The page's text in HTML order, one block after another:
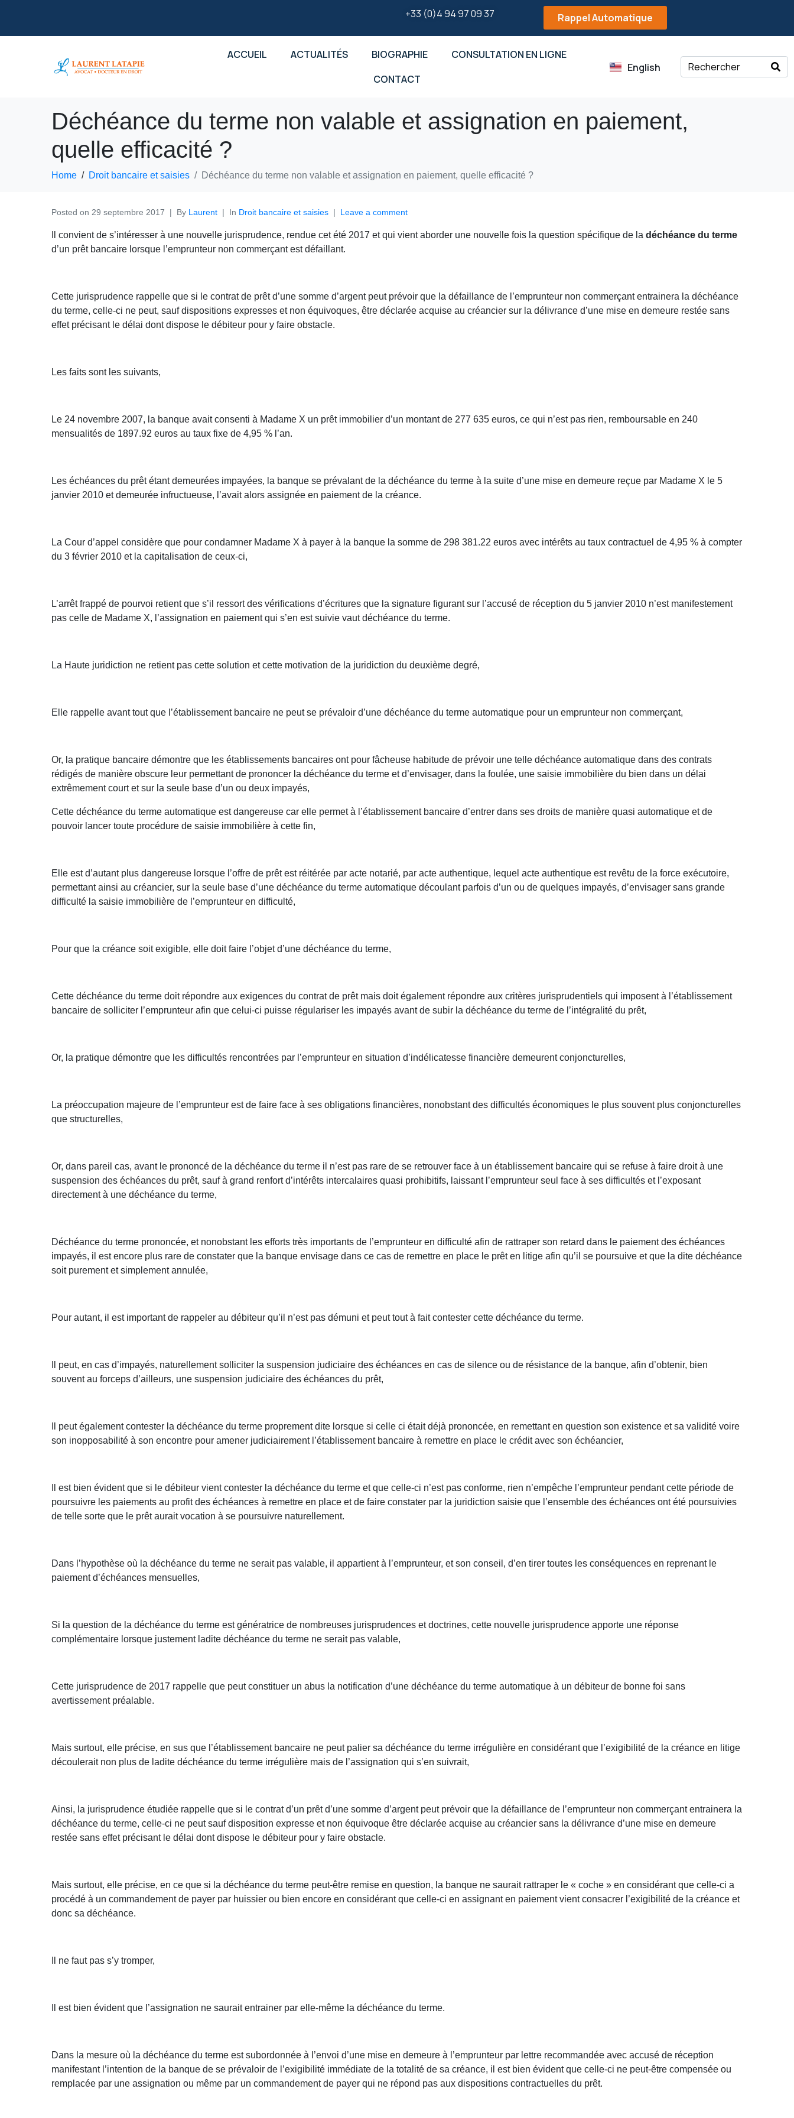
+33 (0)4 94 97 09 37 Rappel Automatique
ACCUEIL ACTUALITÉS BIOGRAPHIE
CONSULTATION EN LIGNE
CONTACT
English
Déchéance du terme non valable et assignation en paiement,
quelle efficacité ?
Home Droit bancaire et saisies Déchéance du terme non valable et assignation en paiement, quelle efficacité ?
Posted on 29 septembre 2017 By Laurent In Droit bancaire et saisies Leave a comment
Il convient de s’intéresser à une nouvelle jurisprudence, rendue cet été 2017 et qui vient aborder une nouvelle fois la question spécifique de ladéchéance du terme
d’un prêt bancaire lorsque l’emprunteur non commerçant est défaillant.
Cette jurisprudence rappelle que si le contrat de prêt d’une somme d’argent peut prévoir que la défaillance de l’emprunteur non commerçant entrainera la déchéance
du terme, celle-ci ne peut, sauf dispositions expresses et non équivoques, être déclarée acquise au créancier sur la délivrance d’une mise en demeure restée sans
effet précisant le délai dont dispose le débiteur pour y faire obstacle.
Les faits sont les suivants,
Le 24 novembre 2007, la banque avait consenti à Madame X un prêt immobilier d’un montant de 277 635 euros, ce qui n’est pas rien, remboursable en 240
mensualités de 1897.92 euros au taux fixe de 4,95 % l’an.
Les échéances du prêt étant demeurées impayées, la banque se prévalant de la déchéance du terme à la suite d’une mise en demeure reçue par Madame X le 5
janvier 2010 et demeurée infructueuse, l’avait alors assignée en paiement de la créance.
La Cour d’appel considère que pour condamner Madame X à payer à la banque la somme de 298 381.22 euros avec intérêts au taux contractuel de 4,95 % à compter
du 3 février 2010 et la capitalisation de ceux-ci,
L’arrêt frappé de pourvoi retient que s’il ressort des vérifications d’écritures que la signature figurant sur l’accusé de réception du 5 janvier 2010 n’est manifestement
pas celle de Madame X, l’assignation en paiement qui s’en est suivie vaut déchéance du terme.
La Haute juridiction ne retient pas cette solution et cette motivation de la juridiction du deuxième degré,
Elle rappelle avant tout que l’établissement bancaire ne peut se prévaloir d’une déchéance du terme automatique pour un emprunteur non commerçant,
Or, la pratique bancaire démontre que les établissements bancaires ont pour fâcheuse habitude de prévoir une telle déchéance automatique dans des contrats
rédigés de manière obscure leur permettant de prononcer la déchéance du terme et d’envisager, dans la foulée, une saisie immobilière du bien dans un délai
extrêmement court et sur la seule base d’un ou deux impayés,
Cette déchéance du terme automatique est dangereuse car elle permet à l’établissement bancaire d’entrer dans ses droits de manière quasi automatique et de
pouvoir lancer toute procédure de saisie immobilière à cette fin,
Elle est d’autant plus dangereuse lorsque l’offre de prêt est réitérée par acte notarié, par acte authentique, lequel acte authentique est revêtu de la force exécutoire,
permettant ainsi au créancier, sur la seule base d’une déchéance du terme automatique découlant parfois d’un ou de quelques impayés, d’envisager sans grande
difficulté la saisie immobilière de l’emprunteur en difficulté,
Pour que la créance soit exigible, elle doit faire l’objet d’une déchéance du terme,
Cette déchéance du terme doit répondre aux exigences du contrat de prêt mais doit également répondre aux critères jurisprudentiels qui imposent à l’établissement
bancaire de solliciter l’emprunteur afin que celui-ci puisse régulariser les impayés avant de subir la déchéance du terme de l’intégralité du prêt,
Or, la pratique démontre que les difficultés rencontrées par l’emprunteur en situation d’indélicatesse financière demeurent conjoncturelles,
La préoccupation majeure de l’emprunteur est de faire face à ses obligations financières, nonobstant des difficultés économiques le plus souvent plus conjoncturelles
que structurelles,
Or, dans pareil cas, avant le prononcé de la déchéance du terme il n’est pas rare de se retrouver face à un établissement bancaire qui se refuse à faire droit à une
suspension des échéances du prêt, sauf à grand renfort d’intérêts intercalaires quasi prohibitifs, laissant l’emprunteur seul face à ses difficultés et l’exposant
directement à une déchéance du terme,
Déchéance du terme prononcée, et nonobstant les efforts très importants de l’emprunteur en difficulté afin de rattraper son retard dans le paiement des échéances
impayés, il est encore plus rare de constater que la banque envisage dans ce cas de remettre en place le prêt en litige afin qu’il se poursuive et que la dite déchéance
soit purement et simplement annulée,
Pour autant, il est important de rappeler au débiteur qu’il n’est pas démuni et peut tout à fait contester cette déchéance du terme.
Il peut, en cas d’impayés, naturellement solliciter la suspension judiciaire des échéances en cas de silence ou de résistance de la banque, afin d’obtenir, bien
souvent au forceps d’ailleurs, une suspension judiciaire des échéances du prêt,
Il peut également contester la déchéance du terme proprement dite lorsque si celle ci était déjà prononcée, en remettant en question son existence et sa validité voire
son inopposabilité à son encontre pour amener judiciairement l’établissement bancaire à remettre en place le crédit avec son échéancier,
Il est bien évident que si le débiteur vient contester la déchéance du terme et que celle-ci n’est pas conforme, rien n’empêche l’emprunteur pendant cette période de
poursuivre les paiements au profit des échéances à remettre en place et de faire constater par la juridiction saisie que l’ensemble des échéances ont été poursuivies
de telle sorte que le prêt aurait vocation à se poursuivre naturellement.
Dans l’hypothèse où la déchéance du terme ne serait pas valable, il appartient à l’emprunteur, et son conseil, d’en tirer toutes les conséquences en reprenant le
paiement d’échéances mensuelles,
Si la question de la déchéance du terme est génératrice de nombreuses jurisprudences et doctrines, cette nouvelle jurisprudence apporte une réponse
complémentaire lorsque justement ladite déchéance du terme ne serait pas valable,
Cette jurisprudence de 2017 rappelle que peut constituer un abus la notification d’une déchéance du terme automatique à un débiteur de bonne foi sans
avertissement préalable.
Mais surtout, elle précise, en sus que l’établissement bancaire ne peut palier sa déchéance du terme irrégulière en considérant que l’exigibilité de la créance en litige
découlerait non plus de ladite déchéance du terme irrégulière mais de l’assignation qui s’en suivrait,
Ainsi, la jurisprudence étudiée rappelle que si le contrat d’un prêt d’une somme d’argent peut prévoir que la défaillance de l’emprunteur non commerçant entrainera la
déchéance du terme, celle-ci ne peut sauf disposition expresse et non équivoque être déclarée acquise au créancier sans la délivrance d’une mise en demeure
restée sans effet précisant le délai dont dispose le débiteur pour y faire obstacle.
Mais surtout, elle précise, en ce que si la déchéance du terme peut-être remise en question, la banque ne saurait rattraper le « coche » en considérant que celle-ci a
procédé à un commandement de payer par huissier ou bien encore en considérant que celle-ci en assignant en paiement vient consacrer l’exigibilité de la créance et
donc sa déchéance.
Il ne faut pas s’y tromper,
Il est bien évident que l’assignation ne saurait entrainer par elle-même la déchéance du terme.
Dans la mesure où la déchéance du terme est subordonnée à l’envoi d’une mise en demeure à l’emprunteur par lettre recommandée avec accusé de réception
manifestant l’intention de la banque de se prévaloir de l’exigibilité immédiate de la totalité de sa créance, il est bien évident que celle-ci ne peut-être compensée ou
remplacée par une assignation ou même par un commandement de payer qui ne répond pas aux dispositions contractuelles du prêt.